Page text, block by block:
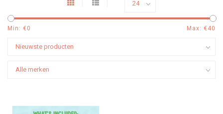
Min: €0 Max: €40